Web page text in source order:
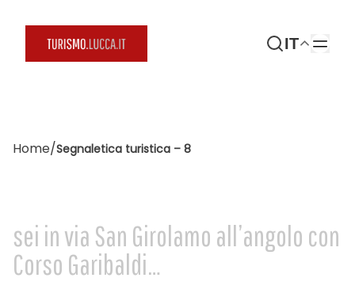
IT
Home/Segnaletica turistica – 8
sei in via San Girolamo all’angolo con
Corso Garibaldi…